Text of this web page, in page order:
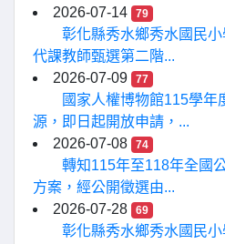
2026-07-14
79
彰化縣秀水鄉秀水國民
代課教師甄選第二階...
2026-07-09
77
國家人權博物館115學年
源，即日起開放申請，...
2026-07-08
74
轉知115年至118年全國
方案，經公開徵選由...
2026-07-28
69
彰化縣秀水鄉秀水國民